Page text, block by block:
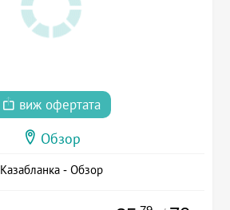
виж офертата
Обзор
Казабланка - Обзор